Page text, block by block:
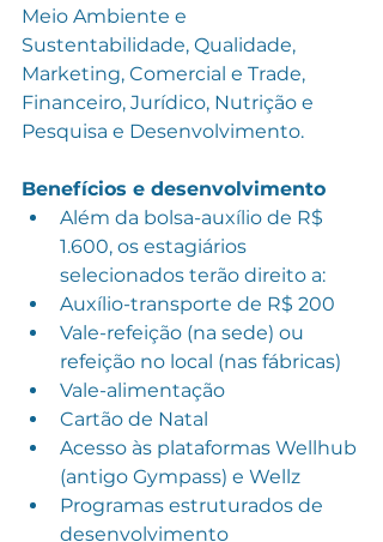
Meio Ambiente e
Sustentabilidade, Qualidade,
Marketing, Comercial e Trade,
Financeiro, Jurídico, Nutrição e
Pesquisa e Desenvolvimento.
Benefícios e desenvolvimento
Além da bolsa-auxílio de R$
1.600, os estagiários
selecionados terão direito a:
Auxílio-transporte de R$ 200
Vale-refeição (na sede) ou
refeição no local (nas fábricas)
Vale-alimentação
Cartão de Natal
Acesso às plataformas Wellhub
(antigo Gympass) e Wellz
Programas estruturados de
desenvolvimento